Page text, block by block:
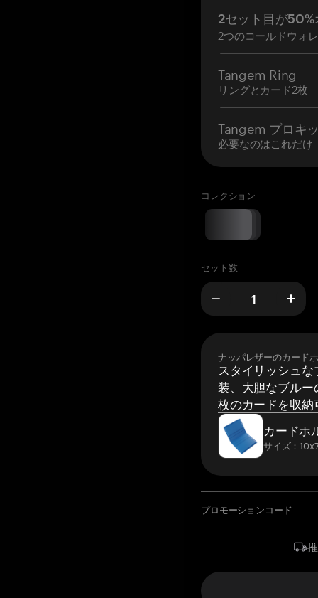
2セット目が50%
2つのコールドウォ
Tangem Ring
リングとカード2枚
Tangem プロキ
必要なのはこれだけ
コレクション
セット数
ナッパレザーのカード
スタイリッシュ
装、大胆なブルー
枚のカードを収納
カードホ
サイズ：
プロモーションコード